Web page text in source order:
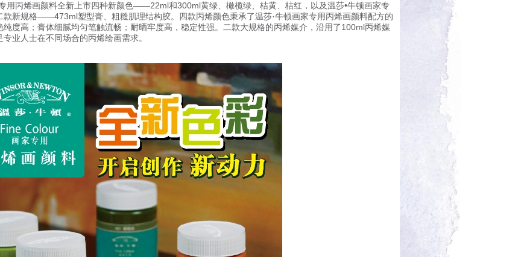
用丙烯画颜料全新上市四种新颜色——22ml和300ml黄绿、橄榄绿、桔黄、桔红，以及温莎•牛顿画家专
款新规格——473ml塑型膏、粗糙肌理结构胶。四款丙烯颜色秉承了温莎·牛顿画家专用丙烯画颜料配方的
纯度高；膏体细腻均匀笔触流畅；耐晒牢度高，稳定性强。二款大规格的丙烯媒介，沿用了100ml丙烯媒
业人士在不同场合的丙烯绘画需求。